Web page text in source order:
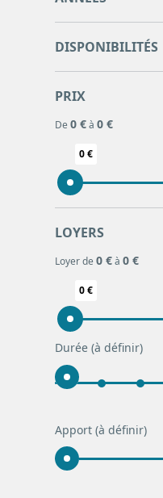
DISPONIBILITÉS
PRIX
De 0 €à 0 €
0 €
LOYERS
Loyer de 0 €à 0 €
0 €
Durée (à définir)
Apport (à définir)